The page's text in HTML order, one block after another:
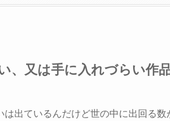
、又は手に入れづらい作
出ているんだけど世の中に出回る